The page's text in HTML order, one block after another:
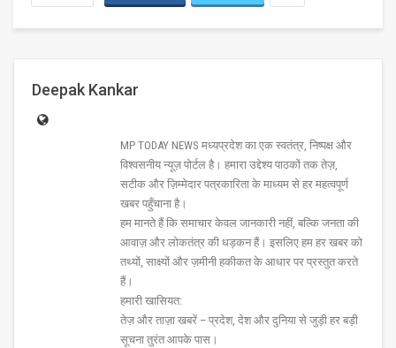
Deepak Kankar
MP TODAY NEWS मध्यप्रदेश का एक स्वतंत्र, निष्पक्ष और
विश्वसनीय न्यूज़ पोर्टल है। हमारा उद्देश्य पाठकों तक तेज़,
सटीक और ज़िम्मेदार पत्रकारिता के माध्यम से हर महत्वपूर्ण
खबर पहुँचाना है।
हम मानते हैं कि समाचार केवल जानकारी नहीं, बल्कि जनता की
आवाज़ और लोकतंत्र की धड़कन हैं। इसलिए हम हर खबर को
तथ्यों, साक्ष्यों और ज़मीनी हकीकत के आधार पर प्रस्तुत करते
हैं।
हमारी खासियत:
तेज़ और ताज़ा खबरें – प्रदेश, देश और दुनिया से जुड़ी हर बड़ी
सूचना तुरंत आपके पास।